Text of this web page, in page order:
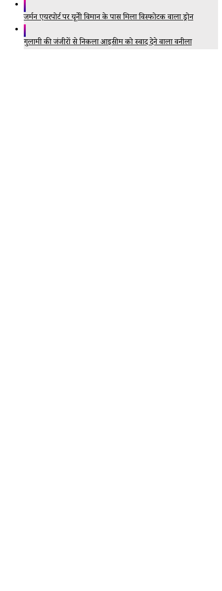
जर्मन एयरपोर्ट पर यूक्रेनी विमान के पास मिला विस्फोटक वाला ड्रोन
गुलामी की जंजीरों से निकला आइसक्रीम को स्वाद देने वाला वनीला